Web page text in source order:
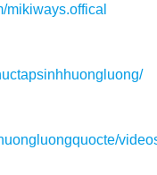
mikiways.offical